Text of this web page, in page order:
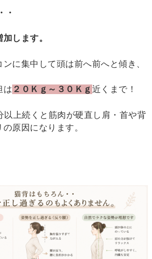
・
します。
に集中して頭は前へ前へと傾き、
は ２０Ｋｇ～３０Ｋｇ 近くまで！
以上続くと筋肉が硬直し肩・首や背
原因になります。